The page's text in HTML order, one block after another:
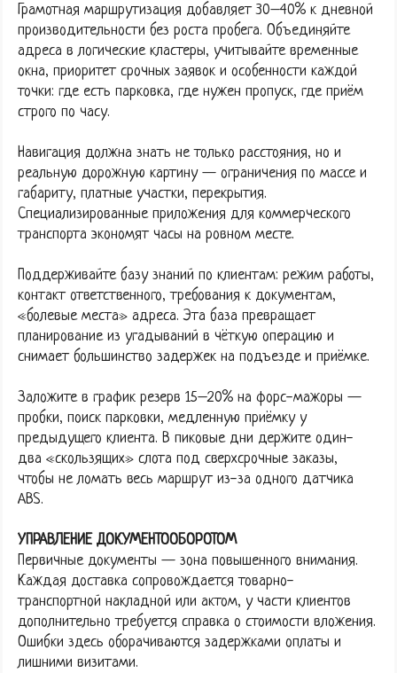
Грамотная маршрутизация добавляет 30–40% к дневной
производительности без роста пробега. Объединяйте
адреса в логические кластеры, учитывайте временные
окна, приоритет срочных заявок и особенности каждой
точки: где есть парковка, где нужен пропуск, где приём
строго по часу.
Навигация должна знать не только расстояния, но и
реальную дорожную картину — ограничения по массе и
габариту, платные участки, перекрытия.
Специализированные приложения для коммерческого
транспорта экономят часы на ровном месте.
Поддерживайте базу знаний по клиентам: режим работы,
контакт ответственного, требования к документам,
«болевые места» адреса. Эта база превращает
планирование из угадываний в чёткую операцию и
снимает большинство задержек на подъезде и приёмке.
Заложите в график резерв 15–20% на форс-мажоры —
пробки, поиск парковки, медленную приёмку у
предыдущего клиента. В пиковые дни держите один-
два «скользящих» слота под сверхсрочные заказы,
чтобы не ломать весь маршрут из-за одного датчика
ABS.
УПРАВЛЕНИЕ ДОКУМЕНТООБОРОТОМ
Первичные документы — зона повышенного внимания.
Каждая доставка сопровождается товарно-
транспортной накладной или актом, у части клиентов
дополнительно требуется справка о стоимости вложения.
Ошибки здесь оборачиваются задержками оплаты и
лишними визитами.